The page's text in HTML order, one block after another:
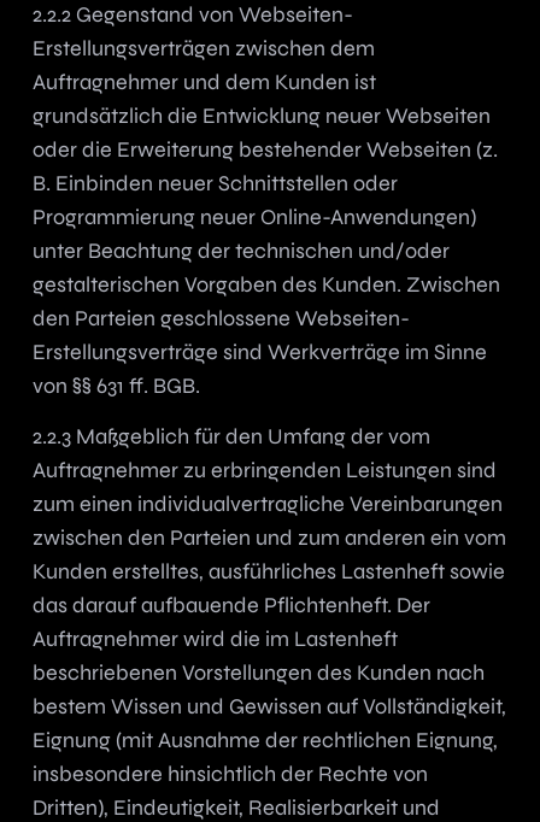
2.2.2 Gegenstand von Webseiten-
Erstellungsverträgen zwischen dem
Auftragnehmer und dem Kunden ist
grundsätzlich die Entwicklung neuer Webseiten
oder die Erweiterung bestehender Webseiten (z.
B. Einbinden neuer Schnittstellen oder
Programmierung neuer Online-Anwendungen)
unter Beachtung der technischen und/oder
gestalterischen Vorgaben des Kunden. Zwischen
den Parteien geschlossene Webseiten-
Erstellungsverträge sind Werkverträge im Sinne
von §§ 631 ff. BGB.
2.2.3 Maßgeblich für den Umfang der vom
Auftragnehmer zu erbringenden Leistungen sind
zum einen individualvertragliche Vereinbarungen
zwischen den Parteien und zum anderen ein vom
Kunden erstelltes, ausführliches Lastenheft sowie
das darauf aufbauende Pflichtenheft. Der
Auftragnehmer wird die im Lastenheft
beschriebenen Vorstellungen des Kunden nach
bestem Wissen und Gewissen auf Vollständigkeit,
Eignung (mit Ausnahme der rechtlichen Eignung,
insbesondere hinsichtlich der Rechte von
Dritten), Eindeutigkeit, Realisierbarkeit und